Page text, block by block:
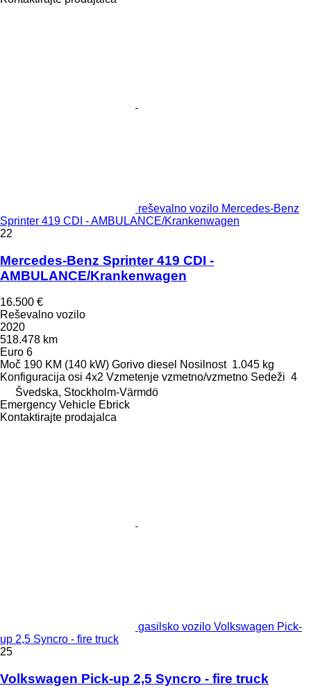
reševalno vozilo Mercedes-Benz
Sprinter 419 CDI - AMBULANCE/Krankenwagen
22
Mercedes-Benz Sprinter 419 CDI -
AMBULANCE/Krankenwagen
16.500 €
Reševalno vozilo
2020
518.478 km
Euro 6
Moč 190 KM (140 kW) Gorivo diesel Nosilnost 1.045 kg
Konfiguracija osi 4x2 Vzmetenje vzmetno/vzmetno Sedeži 4
Švedska, Stockholm-Värmdö
Emergency Vehicle Ebrick
Kontaktirajte prodajalca
gasilsko vozilo Volkswagen Pick-
up 2,5 Syncro - fire truck
25
Volkswagen Pick-up 2,5 Syncro - fire truck